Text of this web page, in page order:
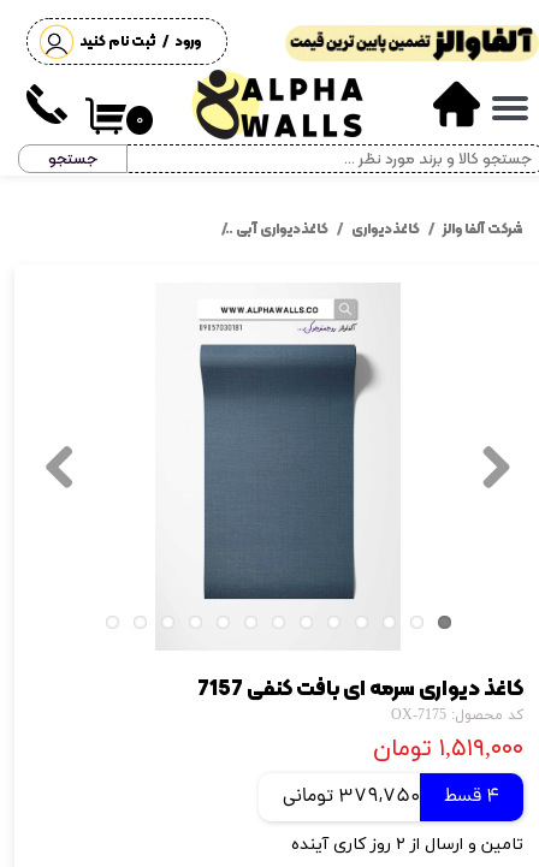
ورود / ثبت نام کنید
حساب کاربری من
تغییر گذر واژه
سفارشات
خروج از حساب کاربری
۰
جستجو
شرکت آلفا والز کاغذدیواری کاغذدیواری آبی
کاغذ دیواری سرمه ای بافت کنفی 7157
کد محصول: OX-7175
۱,۵۱۹,۰۰۰ تومان
4 قسط 379,750 تومانی
تامین و ارسال از ۲ روز کاری آینده